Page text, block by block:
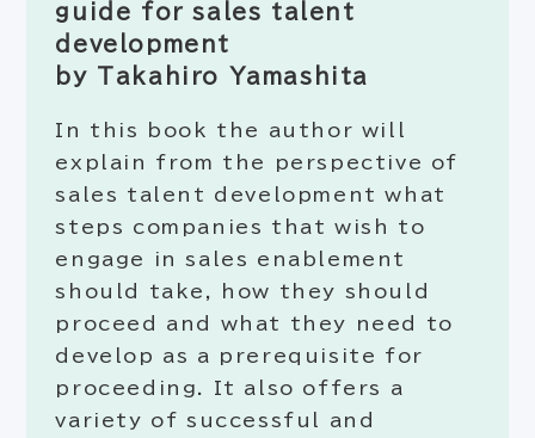
guide for sales talent
development
by Takahiro Yamashita
In this book the author will
explain from the perspective of
sales talent development what
steps companies that wish to
engage in sales enablement
should take, how they should
proceed and what they need to
develop as a prerequisite for
proceeding. It also offers a
variety of successful and